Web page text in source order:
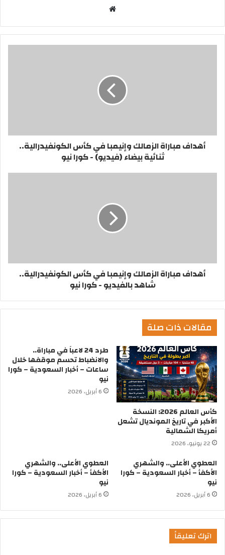
أهداف مباراة الزمالك وإنيمبا في كأس الكونفيدرالية..
ثنائية بيضاء (فيديو) - كورا نيو
أهداف مباراة الزمالك وإنيمبا في كأس الكونفيدرالية..
شاهد بالفيديو - كورا نيو
مقالات ذات صلة
كأس العالم 2026: النسخة
الأكبر في تاريخ المونديال تشعل
أمريكا الشمالية
22 يونيو، 2026
طرد 24 لاعباً في مباراة..
والانضباط تحسم موقفها خلال
ساعات – أخبار السعودية – كورا
نيو
6 أبريل، 2026
العطوي الأعلى.. والشهري
الأكفأ – أخبار السعودية – كورا
نيو
6 أبريل، 2026
العطوي الأعلى.. والشهري
الأكفأ – أخبار السعودية – كورا
نيو
6 أبريل، 2026
اترك تعليقاً